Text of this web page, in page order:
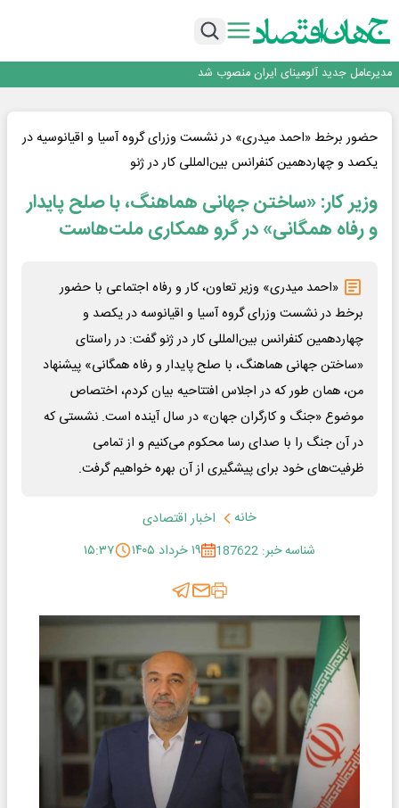
بازگشت فرش ماشینی به اصفهان پس از هفت سال؛ دو نمایشگاه تخصصی در شهر
مدیرعامل جدید آلومینای ایران منصوب شد
رونمایی فولاد غدیر نی ریز از سامانه ی « آقای پولاد»
بازگشت فرش ماشینی به اصفهان پس از هفت سال؛ دو نمایشگاه تخصصی در شهر
نمایشگاهی برگزار می‌شود
عرضه اولیه احیا استیل فولاد بافت
حضور برخط «احمد میدری» در نشست وزرای گروه آسیا و اقیانوسیه در
یکصد و چهاردهمین کنفرانس بین‌المللی کار در ژنو
وزیر کار: «ساختن جهانی هماهنگ، با صلح پایدار
و رفاه همگانی» در گرو همکاری ملت‌هاست
«احمد میدری» وزیر تعاون، کار و رفاه اجتماعی با حضور
برخط در نشست وزرای گروه آسیا و اقیانوسه در یکصد و
چهاردهمین کنفرانس بین‌المللی کار در ژنو گفت: در راستای
«ساختن جهانی هماهنگ، با صلح پایدار و رفاه همگانی» پیشنهاد
من، همان طور که در اجلاس افتتاحیه بیان کردم، اختصاص
موضوع «جنگ و کارگران جهان» در سال آینده است. نشستی که
در آن جنگ را با صدای رسا محکوم می‌کنیم و از تمامی
ظرفیت‌های خود برای پیشگیری از آن بهره خواهیم گرفت.
خانه
اخبار اقتصادی
شناسه خبر: 187622
۱۹ خرداد ۱۴۰۵ ۱۵:۳۷